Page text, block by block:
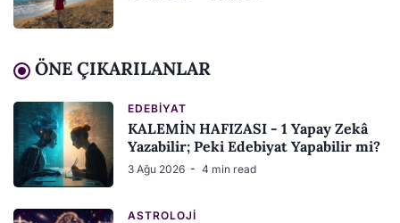
ÖNE ÇIKARILANLAR
EDEBIYAT
KALEMİN HAFIZASI - 1 Yapay Zekâ
Yazabilir; Peki Edebiyat Yapabilir mi?
3 Ağu 2026 4 min read
ASTROLOJI